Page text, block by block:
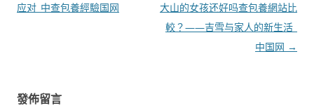
章
应对_中查包養經驗国网
大山的女孩还好吗查包養網站比
較？——吉雪与家人的新生活_
中国网 →
發佈留言